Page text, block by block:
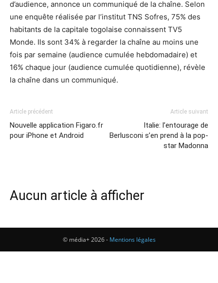
d’audience, annonce un communiqué de la chaîne. Selon
une enquête réalisée par l’institut TNS Sofres, 75% des
habitants de la capitale togolaise connaissent TV5
Monde. Ils sont 34% à regarder la chaîne au moins une
fois par semaine (audience cumulée hebdomadaire) et
16% chaque jour (audience cumulée quotidienne), révèle
la chaîne dans un communiqué.
Article précédent
Nouvelle application Figaro.fr
pour iPhone et Android
Article suivant
Italie: l’entourage de
Berlusconi s’en prend à la pop-
star Madonna
Aucun article à afficher
© média+ 2026 - Mentions légales